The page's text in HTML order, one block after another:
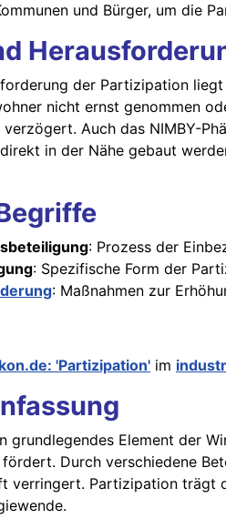
und Bürger, um die
der Partizipation
nicht ernst genommen
Auch das NIMBY-
in der Nähe gebaut
: Prozess der
: Spezifische Form der
: Maßnahmen zur
'Partizipation' im
grundlegendes Element der
Durch verschiedene
verringert. Partizipation trägt